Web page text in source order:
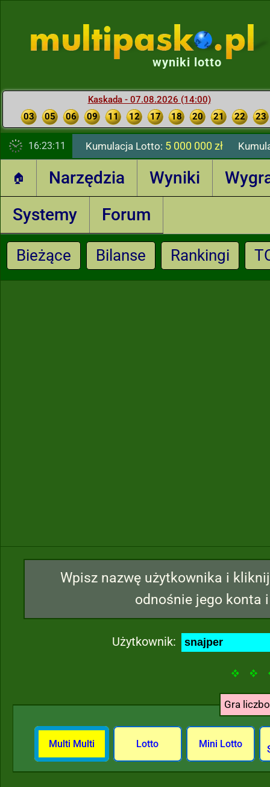
wyniki lotto
Kaskada - 07.08.2026 (14:00)
03
05 06 09 11 12 17 18 20 21 22 23
16:23:12 Kumulacja Lotto: 5 000 000 zł
🏠 Narzędzia Wyniki
Systemy
Forum
Bieżące Bilanse Rankingi
Wpisz nazwę użytkownika i
odnośnie jego konta
Użytkownik:
Gra
Multi Multi Lotto Mini Lotto